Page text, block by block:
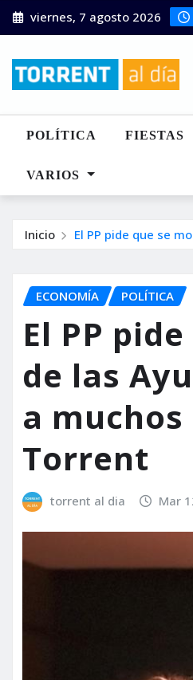
Saltar
al
viernes, 7 agosto 2026
POLÍTICA FIESTAS
VARIOS
Inicio El PP pide que se
ECONOMÍA POLÍTICA
El PP
de las
a
Torrent
torrent al dia Mar